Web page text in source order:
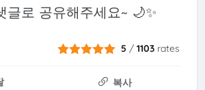
글로 공유해주세요~ 🌙✨
5 /1103 rates
복사